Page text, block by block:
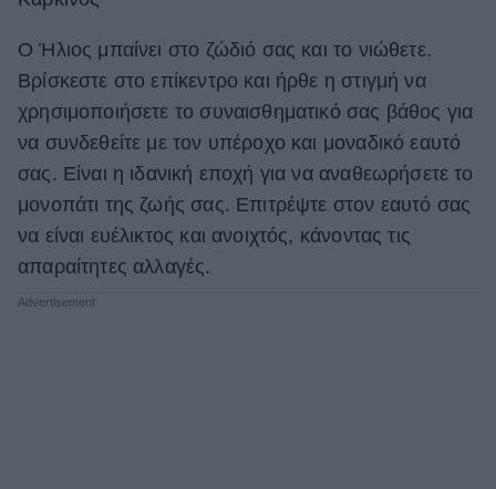
Ο Ήλιος μπαίνει στο ζώδιό σας και το νιώθετε.
Βρίσκεστε στο επίκεντρο και ήρθε η στιγμή να
χρησιμοποιήσετε το συναισθηματικό σας βάθος για
να συνδεθείτε με τον υπέροχο και μοναδικό εαυτό
σας. Είναι η ιδανική εποχή για να αναθεωρήσετε το
μονοπάτι της ζωής σας. Επιτρέψτε στον εαυτό σας
να είναι ευέλικτος και ανοιχτός, κάνοντας τις
απαραίτητες αλλαγές.